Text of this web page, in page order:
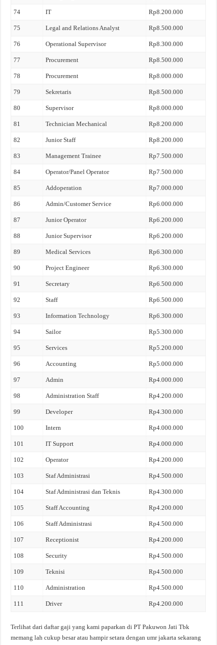
74 IT Rp8.200.000
75 Legal and Relations Analyst Rp8.500.000
76 Operational Supervisor Rp8.300.000
77 Procurement Rp8.500.000
78 Procurement Rp8.000.000
79 Sekretaris Rp8.500.000
80 Supervisor Rp8.000.000
81 Technician Mechanical Rp8.200.000
82 Junior Staff Rp8.200.000
83 Management Trainee Rp7.500.000
84 Operator/Panel Operator Rp7.500.000
85 Addoperation Rp7.000.000
86 Admin/Customer Service Rp6.000.000
87 Junior Operator Rp6.200.000
88 Junior Supervisor Rp6.200.000
89 Medical Services Rp6.300.000
90 Project Engineer Rp6.300.000
91 Secretary Rp6.500.000
92 Staff Rp6.500.000
93 Information Technology Rp6.300.000
94 Sailor Rp5.300.000
95 Services Rp5.200.000
96 Accounting Rp5.000.000
97 Admin Rp4.000.000
98 Administration Staff Rp4.200.000
99 Developer Rp4.300.000
100 Intern Rp4.000.000
101 IT Support Rp4.000.000
102 Operator Rp4.200.000
103 Staf Administrasi Rp4.500.000
104 Staf Administrasi dan Teknis Rp4.300.000
105 Staff Accounting Rp4.200.000
106 Staff Administrasi Rp4.500.000
107 Receptionist Rp4.200.000
108 Security Rp4.500.000
109 Teknisi Rp4.500.000
110 Administration Rp4.500.000
111 Driver Rp4.200.000
Terlihat dari daftar gaji yang kami paparkan di PT Pakuwon Jati Tbk
memang lah cukup besar atau hampir setara dengan umr jakarta sekarang